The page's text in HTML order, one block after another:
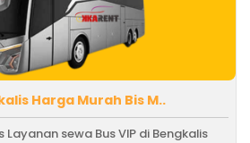
Harga Murah Bis M..
Layanan sewa Bus VIP di Bengkalis